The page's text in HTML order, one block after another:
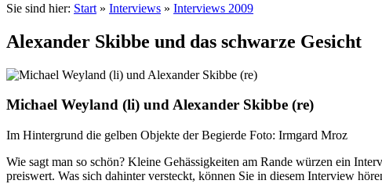
Sie sind hier: Start » Interviews » Interviews 2009
Alexander Skibbe und das schwarze Gesicht
Michael Weyland (li) und Alexander Skibbe (re)
Im Hintergrund die gelben Objekte der Begierde Foto: Irmgard Mroz
Wie sagt man so schön? Kleine Gehässigkeiten am Rande würzen ein
preiswert. Was sich dahinter versteckt, können Sie in diesem Interview